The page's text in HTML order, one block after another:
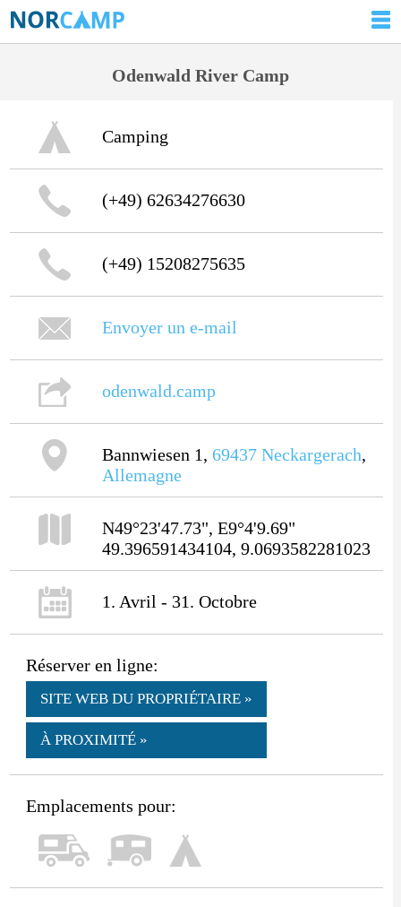
Odenwald River Camp
Camping
(+49) 62634276630
(+49) 15208275635
Envoyer un e-mail
odenwald.camp
Bannwiesen 1, 69437 Neckargerach,
Allemagne
N49°23'47.73", E9°4'9.69"
49.396591434104, 9.0693582281023
1. Avril - 31. Octobre
Réserver en ligne:
SITE WEB DU PROPRIÉTAIRE »
À PROXIMITÉ »
Emplacements pour: